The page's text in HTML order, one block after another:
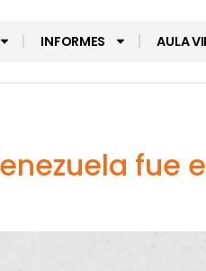
INFORMES AULA
fue